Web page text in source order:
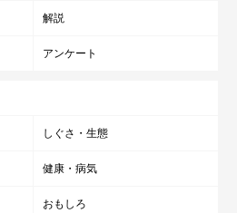
解説
アンケート
しぐさ・生態
健康・病気
おもしろ